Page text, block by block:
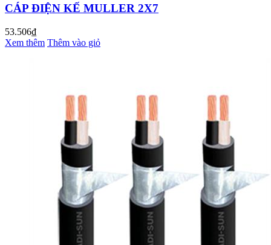
CÁP ĐIỆN KẾ MULLER 2X7
53.506₫
Xem thêm Thêm vào giỏ